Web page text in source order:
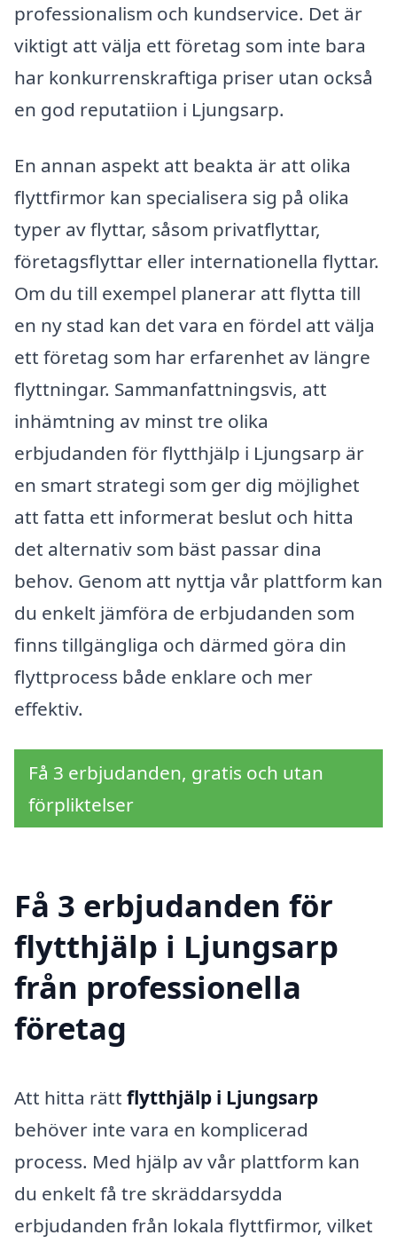
professionalism och kundservice. Det är
viktigt att välja ett företag som inte bara
har konkurrenskraftiga priser utan också
en god reputatiion i Ljungsarp.
En annan aspekt att beakta är att olika
flyttfirmor kan specialisera sig på olika
typer av flyttar, såsom privatflyttar,
företagsflyttar eller internationella flyttar.
Om du till exempel planerar att flytta till
en ny stad kan det vara en fördel att välja
ett företag som har erfarenhet av längre
flyttningar. Sammanfattningsvis, att
inhämtning av minst tre olika
erbjudanden för flytthjälp i Ljungsarp är
en smart strategi som ger dig möjlighet
att fatta ett informerat beslut och hitta
det alternativ som bäst passar dina
behov. Genom att nyttja vår plattform kan
du enkelt jämföra de erbjudanden som
finns tillgängliga och därmed göra din
flyttprocess både enklare och mer
effektiv.
Få 3 erbjudanden, gratis och utan
förpliktelser
Få 3 erbjudanden för
flytthjälp i Ljungsarp
från professionella
företag
Att hitta rätt flytthjälp i Ljungsarp
behöver inte vara en komplicerad
process. Med hjälp av vår plattform kan
du enkelt få tre skräddarsydda
erbjudanden från lokala flyttfirmor, vilket